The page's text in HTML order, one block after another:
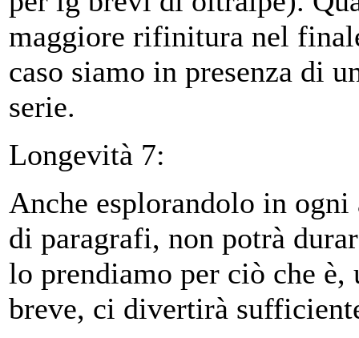
maggiore rifinitura nel
caso siamo in presenza di
serie.
Longevità 7:
Anche esplorandolo in
di paragrafi, non potrà
lo prendiamo per ciò che
breve, ci divertirà